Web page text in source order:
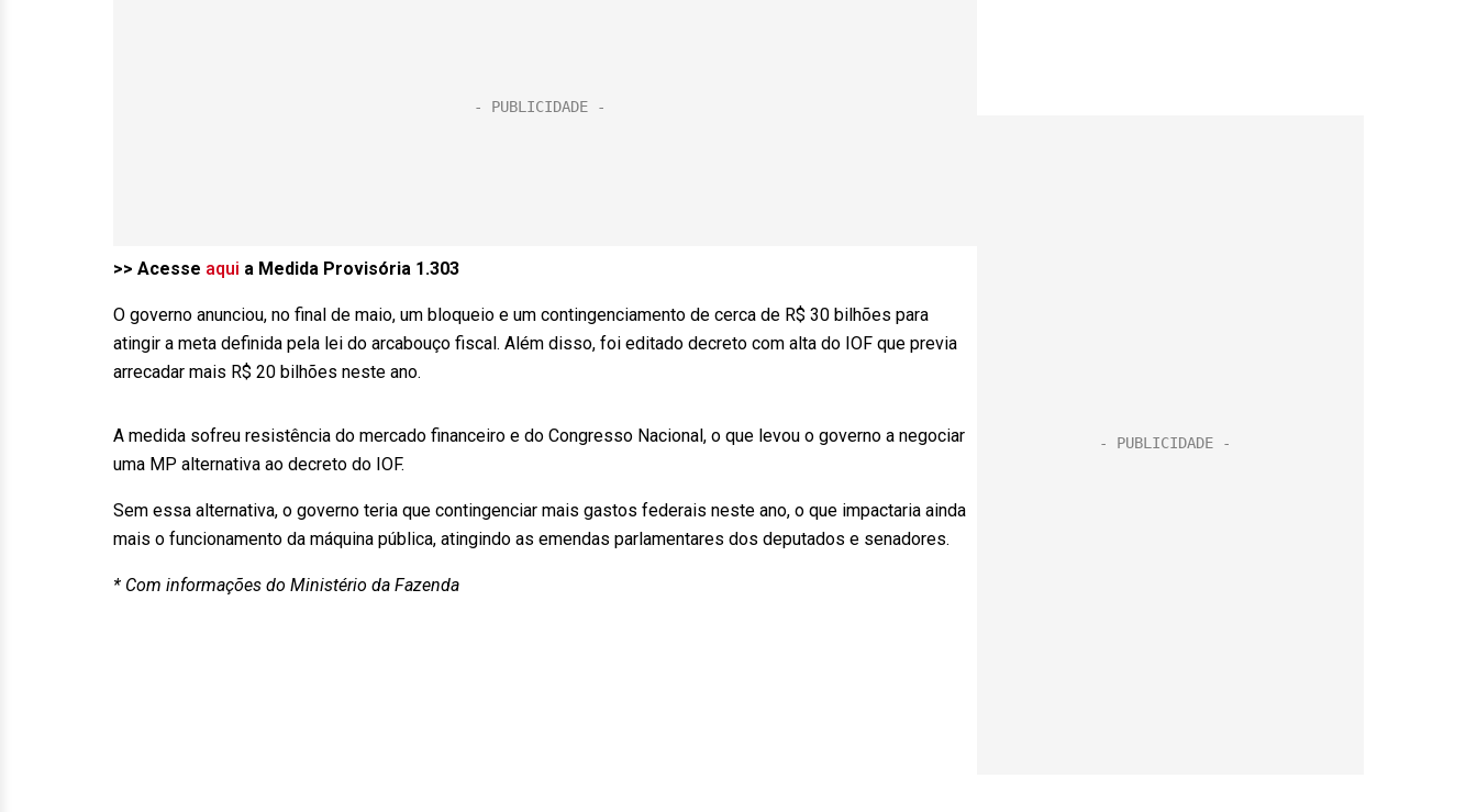
>> Acesse aqui a Medida Provisória 1.303
O governo anunciou, no final de maio, um bloqueio e um contingenciamento de cerca de R$ 30 bilhões para
atingir a meta definida pela lei do arcabouço fiscal. Além disso, foi editado decreto com alta do IOF que previa
arrecadar mais R$ 20 bilhões neste ano.
A medida sofreu resistência do mercado financeiro e do Congresso Nacional, o que levou o governo a negociar
uma MP alternativa ao decreto do IOF.
Sem essa alternativa, o governo teria que contingenciar mais gastos federais neste ano, o que impactaria ainda
mais o funcionamento da máquina pública, atingindo as emendas parlamentares dos deputados e senadores.
* Com informações do Ministério da Fazenda